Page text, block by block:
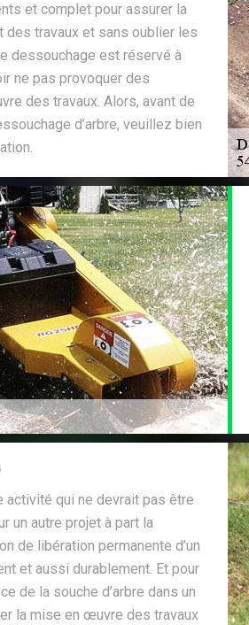
et complet pour assurer la
des travaux et sans oublier les
dessouchage est réservé à
ne pas provoquer des
des travaux. Alors, avant de
d’arbre, veuillez bien
activité qui ne devrait pas être
un autre projet à part la
de libération permanente d’un
et aussi durablement. Et pour
de la souche d’arbre dans un
la mise en œuvre des travaux